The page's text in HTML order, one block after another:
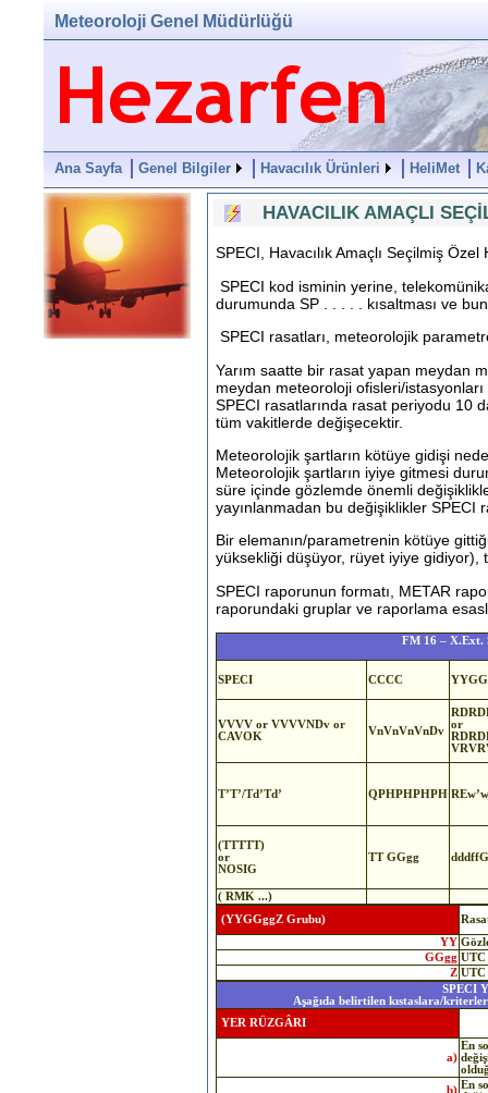
Meteoroloji Genel Müdürlüğü
Ana Sayfa Genel Bilgiler Havacılık Ürünleri HeliMet
HAVACILIK AMAÇLI
SPECI, Havacılık Amaçlı Seçilmiş
SPECI kod isminin yerine,
durumunda SP . . . . . kısaltması ve
SPECI rasatları, meteorolojik
Yarım saatte bir rasat yapan meydan
meydan meteoroloji ofisleri/
SPECI rasatlarında rasat periyodu 10
tüm vakitlerde değişecektir.
Meteorolojik şartların kötüye gidişi
Meteorolojik şartların iyiye gitmesi
süre içinde gözlemde önemli
yayınlanmadan bu değişiklikler SPECI
Bir elemanın/parametrenin kötüye
yüksekliği düşüyor, rüyet iyiye gidiyor),
SPECI raporunun formatı, METAR
raporundaki gruplar ve raporlama
FM 16 – X.Ext.
SPECI CCCC
VVVV or VVVVNDv or
CAVOK
VnVnVnVnDv
or
T’T’/Td’Td’ QPHPHPHPH
(TTTTT)
or
NOSIG
TT GGgg
( RMK ...)
(YYGGggZ Grubu)
YY
GGgg UTC
Z UTC
SPECI
Aşağıda belirtilen kıstaslara/
YER RÜZGÂRI
a)
En
b) En